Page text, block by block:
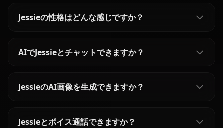
Jessieの性格はどんな感じですか？
AIでJessieとチャットできますか？
JessieのAI画像を生成できますか？
Jessieとボイス通話できますか？